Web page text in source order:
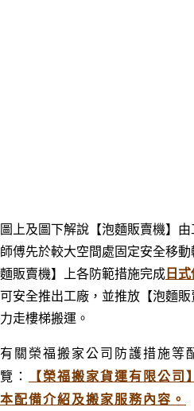
圖上及圖下解說【泡麵販賣機】
師傅先於較大空間處固定安全移
麵販賣機】上各防範措施完成日
可安全推出工廠 ，並推放 【泡麵販
力走樓梯搬運 。
有關榮福搬家公司防護措施等
覽：
【榮福搬家貨運有限公
本配備介紹及搬家服務內容。